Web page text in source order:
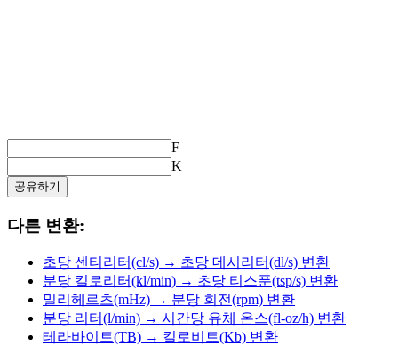
F
K
공유하기
다른 변환:
초당 센티리터(cl/s) → 초당 데시리터(dl/s) 변환
분당 킬로리터(kl/min) → 초당 티스푼(tsp/s) 변환
밀리헤르츠(mHz) → 분당 회전(rpm) 변환
분당 리터(l/min) → 시간당 유체 온스(fl-oz/h) 변환
테라바이트(TB) → 킬로비트(Kb) 변환